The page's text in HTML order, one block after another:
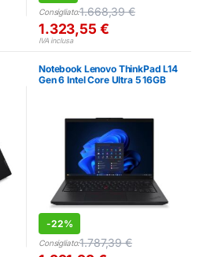
Consigliato:1.668,39€
1.323,55 €
IVA inclusa
Notebook Lenovo ThinkPad L14
Gen 6 Intel Core Ultra 5 16GB
-22%
Consigliato:1.787,39€